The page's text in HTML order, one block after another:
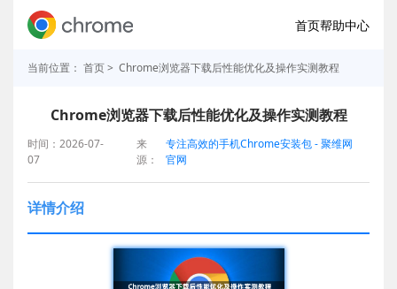
首页帮助中心
当前位置： 首页> Chrome浏览器下载后性能优化及操作实测教程
Chrome浏览器下载后性能优化及操作实测教程
时间：2026-07-
07
来
源：
专注高效的手机Chrome安装包 - 聚维网
官网
详情介绍